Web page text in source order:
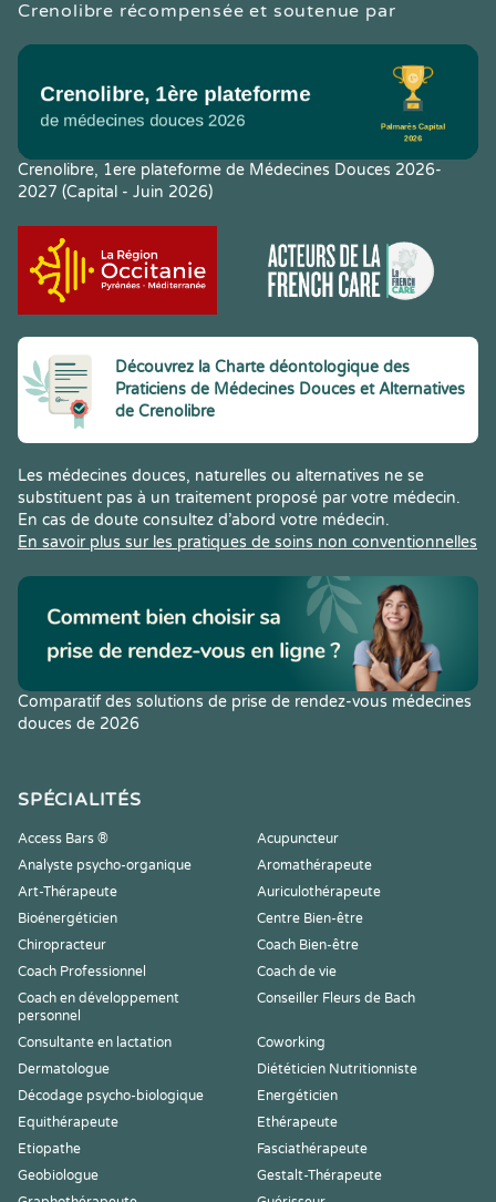
Crenolibre récompensée et soutenue par
Crenolibre, 1ere plateforme de Médecines Douces 2026-
2027 (Capital - Juin 2026)
Découvrez la Charte déontologique des
Praticiens de Médecines Douces et Alternatives
de Crenolibre
Les médecines douces, naturelles ou alternatives ne se
substituent pas à un traitement proposé par votre médecin.
En cas de doute consultez d’abord votre médecin.
En savoir plus sur les pratiques de soins non conventionnelles
Comparatif des solutions de prise de rendez-vous médecines
douces de 2026
SPÉCIALITÉS
Access Bars ®
Acupuncteur
Analyste psycho-organique
Aromathérapeute
Art-Thérapeute
Auriculothérapeute
Bioénergéticien
Centre Bien-être
Chiropracteur
Coach Bien-être
Coach Professionnel
Coach de vie
Coach en développement
personnel
Conseiller Fleurs de Bach
Consultante en lactation
Coworking
Dermatologue
Diététicien Nutritionniste
Décodage psycho-biologique
Energéticien
Equithérapeute
Ethérapeute
Etiopathe
Fasciathérapeute
Geobiologue
Gestalt-Thérapeute